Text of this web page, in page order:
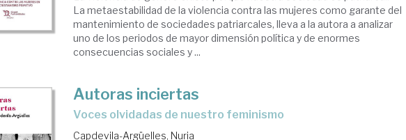
La metaestabilidad de la violencia contra las mujeres como garante del
mantenimiento de sociedades patriarcales, lleva a la autora a analizar
uno de los periodos de mayor dimensión política y de enormes
consecuencias sociales y ...
Autoras inciertas
voces olvidadas de nuestro feminismo
Capdevila-Argüelles, Nuria